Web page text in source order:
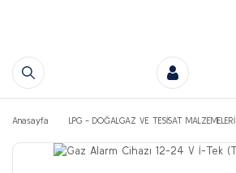
Anasayfa LPG - DOĞALGAZ VE TESİSAT MALZEMELERİ